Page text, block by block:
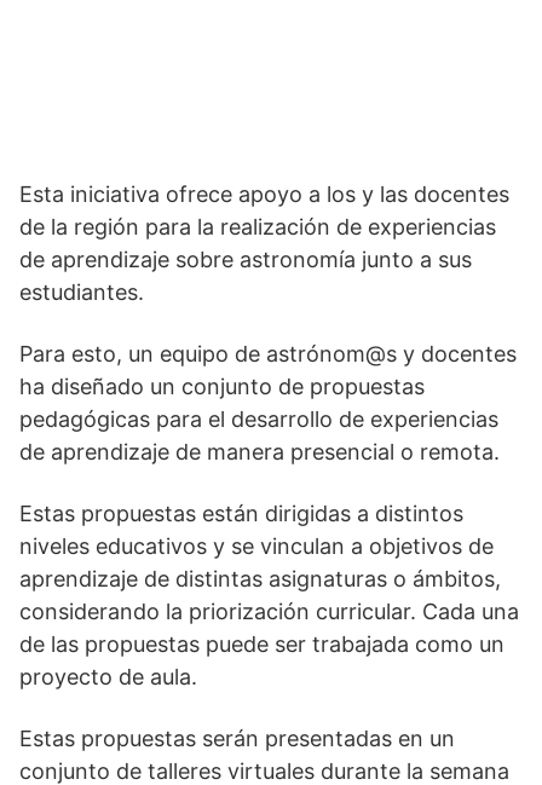
Esta iniciativa ofrece apoyo a los y las docentes
de la región para la realización de experiencias
de aprendizaje sobre astronomía junto a sus
estudiantes.
Para esto, un equipo de astrónom@s y docentes
ha diseñado un conjunto de propuestas
pedagógicas para el desarrollo de experiencias
de aprendizaje de manera presencial o remota.
Estas propuestas están dirigidas a distintos
niveles educativos y se vinculan a objetivos de
aprendizaje de distintas asignaturas o ámbitos,
considerando la priorización curricular. Cada una
de las propuestas puede ser trabajada como un
proyecto de aula.
Estas propuestas serán presentadas en un
conjunto de talleres virtuales durante la semana